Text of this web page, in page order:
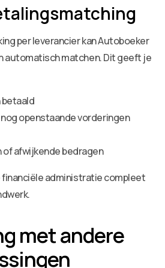
per leverancier kan Autoboeker
automatisch matchen. Dit geeft je
openstaande vorderingen
of afwijkende bedragen
administratie compleet
met andere